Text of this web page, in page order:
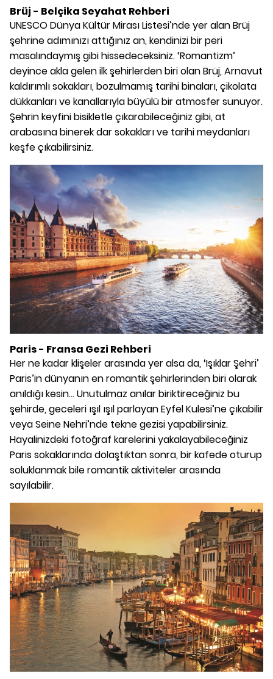
Brüj - Belçika Seyahat Rehberi
UNESCO Dünya Kültür Mirası Listesi’nde yer alan Brüj
şehrine adımınızı attığınız an, kendinizi bir peri
masalındaymış gibi hissedeceksiniz. ‘Romantizm’
deyince akla gelen ilk şehirlerden biri olan Brüj, Arnavut
kaldırımlı sokakları, bozulmamış tarihi binaları, çikolata
dükkanları ve kanallarıyla büyülü bir atmosfer sunuyor.
Şehrin keyfini bisikletle çıkarabileceğiniz gibi, at
arabasına binerek dar sokakları ve tarihi meydanları
keşfe çıkabilirsiniz.
Paris - Fransa Gezi Rehberi
Her ne kadar klişeler arasında yer alsa da, ‘Işıklar Şehri’
Paris’in dünyanın en romantik şehirlerinden biri olarak
anıldığı kesin... Unutulmaz anılar biriktireceğiniz bu
şehirde, geceleri ışıl ışıl parlayan Eyfel Kulesi’ne çıkabilir
veya Seine Nehri’nde tekne gezisi yapabilirsiniz.
Hayalinizdeki fotoğraf karelerini yakalayabileceğiniz
Paris sokaklarında dolaştıktan sonra, bir kafede oturup
soluklanmak bile romantik aktiviteler arasında
sayılabilir.